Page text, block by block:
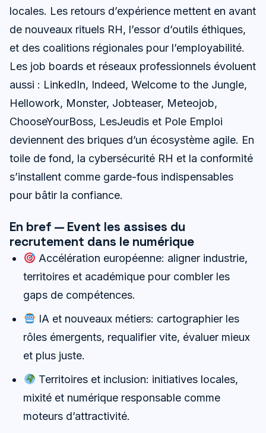
locales. Les retours d’expérience mettent en avant
de nouveaux rituels RH, l’essor d’outils éthiques,
et des coalitions régionales pour l’employabilité.
Les job boards et réseaux professionnels évoluent
aussi : LinkedIn, Indeed, Welcome to the Jungle,
Hellowork, Monster, Jobteaser, Meteojob,
ChooseYourBoss, LesJeudis et Pole Emploi
deviennent des briques d’un écosystème agile. En
toile de fond, la cybersécurité RH et la conformité
s’installent comme garde-fous indispensables
pour bâtir la confiance.
En bref — Event les assises du
recrutement dans le numérique
Accélération européenne: aligner industrie,
territoires et académique pour combler les
gaps de compétences.
IA et nouveaux métiers: cartographier les
rôles émergents, requalifier vite, évaluer mieux
et plus juste.
Territoires et inclusion: initiatives locales,
mixité et numérique responsable comme
moteurs d’attractivité.